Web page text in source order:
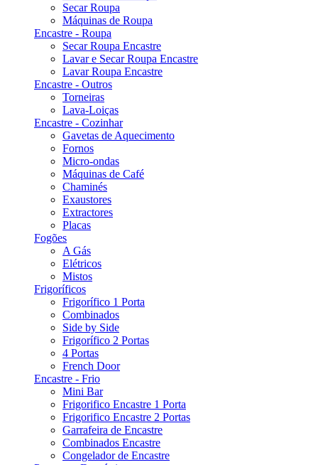
Secar Roupa
Máquinas de Roupa
Encastre - Roupa
Secar Roupa Encastre
Lavar e Secar Roupa Encastre
Lavar Roupa Encastre
Encastre - Outros
Torneiras
Lava-Loiças
Encastre - Cozinhar
Gavetas de Aquecimento
Fornos
Micro-ondas
Máquinas de Café
Chaminés
Exaustores
Extractores
Placas
Fogões
A Gás
Elétricos
Mistos
Frigoríficos
Frigorífico 1 Porta
Combinados
Side by Side
Frigorífico 2 Portas
4 Portas
French Door
Encastre - Frio
Mini Bar
Frigorifico Encastre 1 Porta
Frigorifico Encastre 2 Portas
Garrafeira de Encastre
Combinados Encastre
Congelador de Encastre